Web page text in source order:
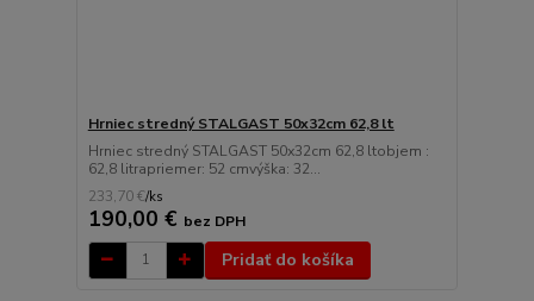
Hrniec stredný STALGAST 50x32cm 62,8 lt
Hrniec stredný STALGAST 50x32cm 62,8 ltobjem :
62,8 litrapriemer: 52 cmvýška: 32...
233,70 €/ks
190,00 € bez DPH
Pridať do košíka